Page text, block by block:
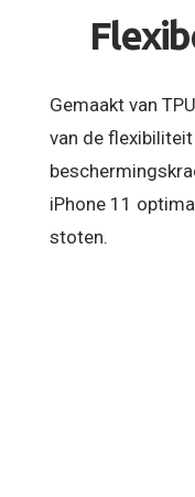
Gemaakt van
van de
iPhone 11
stoten.